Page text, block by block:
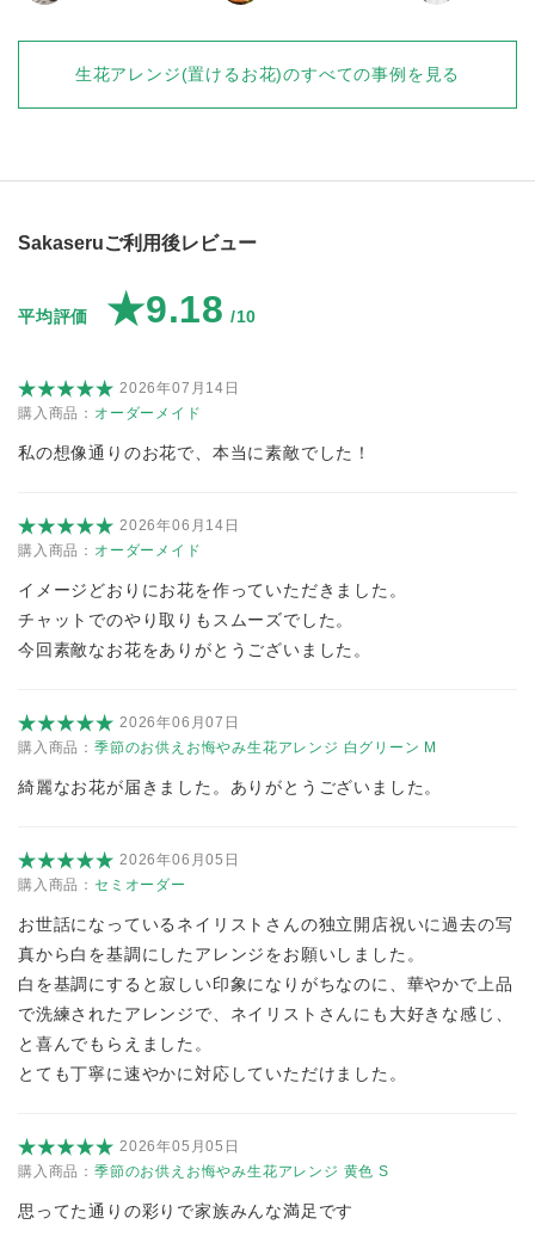
生花アレンジ(置けるお花)のすべての事例を見る
Sakaseruご利用後レビュー
平均評価 ★9.18 /10
2026年07月14日
購入商品： オーダーメイド
私の想像通りのお花で、本当に素敵でした！
2026年06月14日
購入商品： オーダーメイド
イメージどおりにお花を作っていただきました。
チャットでのやり取りもスムーズでした。
今回素敵なお花をありがとうございました。
2026年06月07日
購入商品： 季節のお供えお悔やみ生花アレンジ 白グリーン M
綺麗なお花が届きました。ありがとうございました。
2026年06月05日
購入商品： セミオーダー
お世話になっているネイリストさんの独立開店祝いに過去の写
真から白を基調にしたアレンジをお願いしました。
白を基調にすると寂しい印象になりがちなのに、華やかで上品
で洗練されたアレンジで、ネイリストさんにも大好きな感じ、
と喜んでもらえました。
とても丁寧に速やかに対応していただけました。
2026年05月05日
購入商品： 季節のお供えお悔やみ生花アレンジ 黄色 S
思ってた通りの彩りで家族みんな満足です